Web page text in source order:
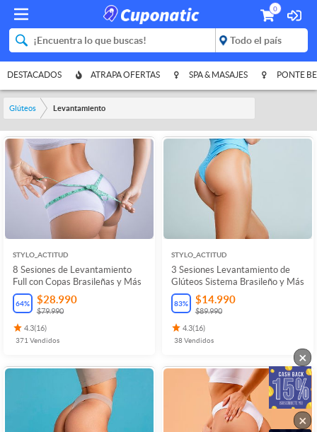
0
DESTACADOS ATRAPA OFERTAS SPA & MASAJES PONTE
Glúteos Levantamiento
STYLO_ACTITUD
8 Sesiones de Levantamiento
Full con Copas Brasileñas y Más
64% $28.990
$79.990
4.3(16)
371 Vendidos
STYLO_ACTITUD
3 Sesiones Levantamiento de
Glúteos Sistema Brasileño y Más
83% $14.990
$89.990
4.3(16)
38Vendidos
×
×